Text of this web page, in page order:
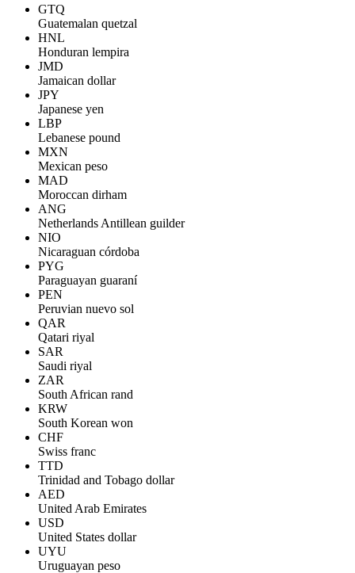
GTQ
Guatemalan quetzal
HNL
Honduran lempira
JMD
Jamaican dollar
JPY
Japanese yen
LBP
Lebanese pound
MXN
Mexican peso
MAD
Moroccan dirham
ANG
Netherlands Antillean guilder
NIO
Nicaraguan córdoba
PYG
Paraguayan guaraní
PEN
Peruvian nuevo sol
QAR
Qatari riyal
SAR
Saudi riyal
ZAR
South African rand
KRW
South Korean won
CHF
Swiss franc
TTD
Trinidad and Tobago dollar
AED
United Arab Emirates
USD
United States dollar
UYU
Uruguayan peso